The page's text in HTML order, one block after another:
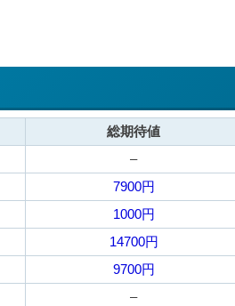
総期待値
–
7900円
1000円
14700円
9700円
–